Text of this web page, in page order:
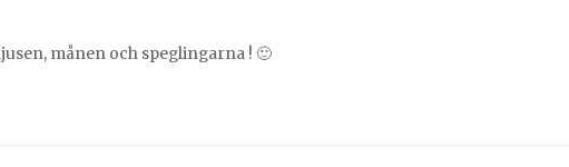
månen och speglingarna ! 🙂